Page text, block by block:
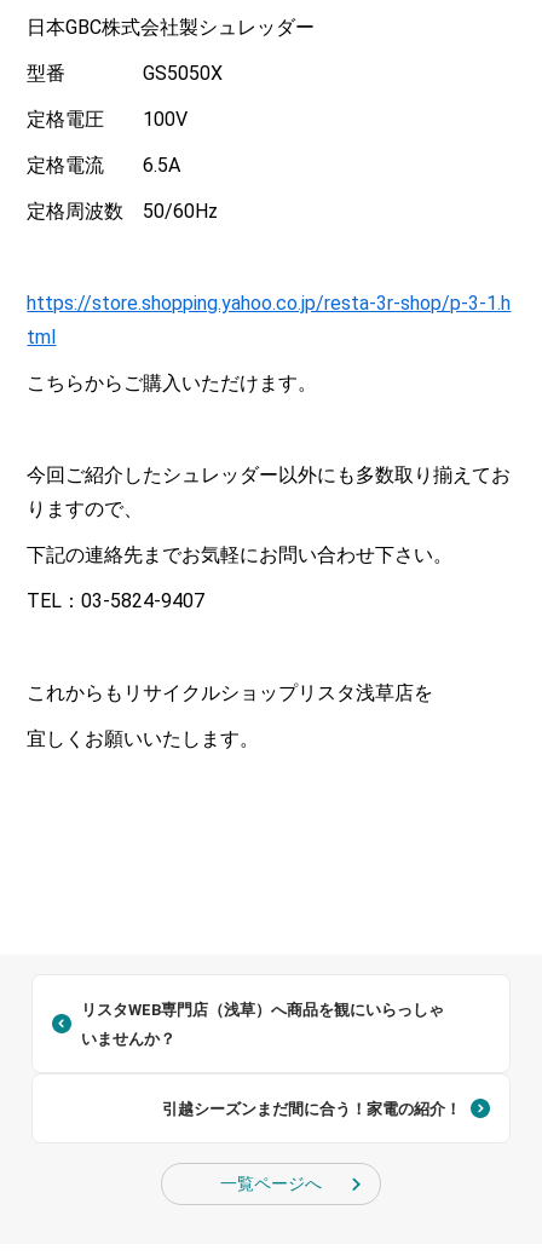
日本GBC株式会社製シュレッダー
型番 GS5050X
定格電圧 100V
定格電流 6.5A
定格周波数 50/60Hz
https://store.shopping.yahoo.co.jp/resta-3r-shop/p-3-1.h
tml
こちらからご購入いただけます。
今回ご紹介したシュレッダー以外にも多数取り揃えてお
りますので、
下記の連絡先までお気軽にお問い合わせ下さい。
TEL：03-5824-9407
これからもリサイクルショップリスタ浅草店を
宜しくお願いいたします。
リスタWEB専門店（浅草）へ商品を観にいらっしゃ
いませんか？
引越シーズンまだ間に合う！家電の紹介！
一覧ページへ